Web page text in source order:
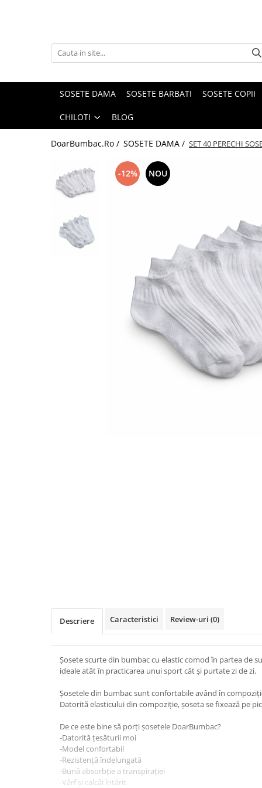
Prosoape Baie 100% Bumbac
SET 5 Prosoape 100% Bumbac
CHILOTI BARBATI
SOSETE DAMA SOSETE BARBATI SOSETE COPII
CHILOTI BLOG
DoarBumbac.Ro / SOSETE DAMA / SET 40 PERECHI
-12% NOU
Descriere Caracteristici Review-uri (0)
Șosete scurte din bumbac cu elastic comod în partea de
ideale atât în practicarea unui sport cât și purtate zi de zi.
Șosetele din bumbac sunt confortabile având în
Datorită elasticului din compoziție, șoseta se fixează pe
De ce este bine să porți șosetele DoarBumbac?
-Datorită țesăturii moi
-Model confortabil
-Rezistență îndelungată
-Bună absorbție a transpirației
-Vârf și calcâi întărit